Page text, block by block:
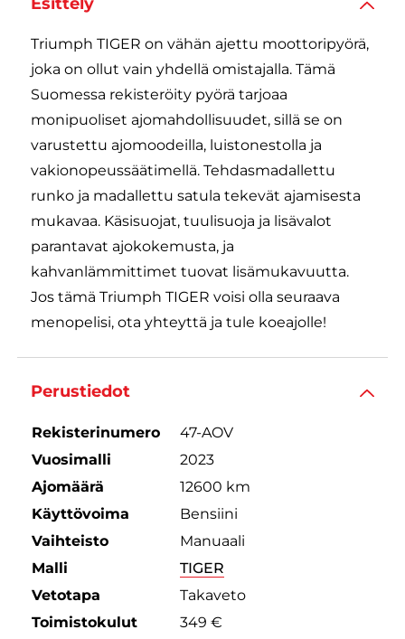
Triumph TIGER on vähän ajettu moottoripyörä,
joka on ollut vain yhdellä omistajalla. Tämä
Suomessa rekisteröity pyörä tarjoaa
monipuoliset ajomahdollisuudet, sillä se on
varustettu ajomoodeilla, luistonestolla ja
vakionopeussäätimellä. Tehdasmadallettu
runko ja madallettu satula tekevät ajamisesta
mukavaa. Käsisuojat, tuulisuoja ja lisävalot
parantavat ajokokemusta, ja
kahvanlämmittimet tuovat lisämukavuutta.
Jos tämä Triumph TIGER voisi olla seuraava
menopelisi, ota yhteyttä ja tule koeajolle!
Perustiedot
Rekisterinumero
47-AOV
Vuosimalli
2023
Ajomäärä
12600 km
Käyttövoima
Bensiini
Vaihteisto
Manuaali
Malli
TIGER
Vetotapa
Takaveto
Toimistokulut
349 €